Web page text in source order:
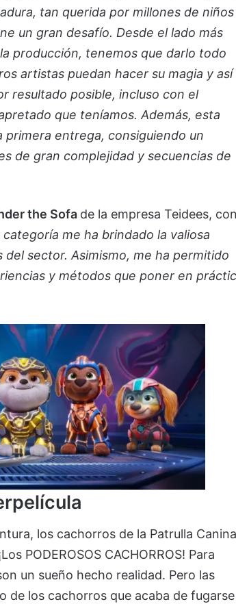
tan querida por millones de niños
un gran desafío. Desde el lado más
producción, tenemos que darlo todo
artistas puedan hacer su magia y así
resultado posible, incluso con el
que teníamos. Además, esta
primera entrega, consiguiendo un
de gran complejidad y secuencias de
the Sofa de la empresa Teidees,
me ha brindado la valiosa
sector. Asimismo, me ha permitido
y métodos que poner en
los cachorros de la Patrulla Canina
PODEROSOS CACHORROS! Para
un sueño hecho realidad. Pero las
de los cachorros que acaba de fugarse